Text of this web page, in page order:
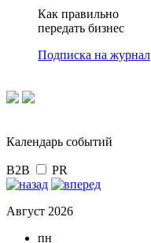
Как правильно
передать бизнес
Подписка на журнал
Календарь событий
B2B PR
Август 2026
пн